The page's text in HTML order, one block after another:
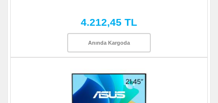
4.212,45 TL
Anında Kargoda